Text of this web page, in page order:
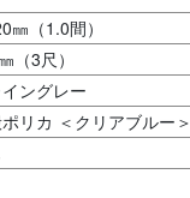
㎜（1.0間）
（3尺）
ングレー
リカ ＜クリアブルー＞